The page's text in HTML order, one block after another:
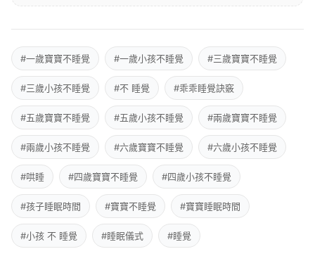
#一歲寶寶不睡覺 #一歲小孩不睡覺 #三歲寶寶不睡覺
#三歲小孩不睡覺 #不 睡覺 #乖乖睡覺訣竅
#五歲寶寶不睡覺 #五歲小孩不睡覺 #兩歲寶寶不睡覺
#兩歲小孩不睡覺 #六歲寶寶不睡覺 #六歲小孩不睡覺
#哄睡 #四歲寶寶不睡覺 #四歲小孩不睡覺
#孩子睡眠時間 #寶寶不睡覺 #寶寶睡眠時間
#小孩 不 睡覺 #睡眠儀式 #睡覺